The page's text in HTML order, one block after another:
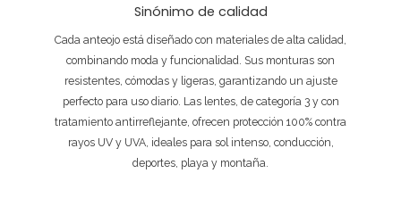
Sinónimo de calidad
Cada anteojo está diseñado con materiales de alta calidad,
combinando moda y funcionalidad. Sus monturas son
resistentes, cómodas y ligeras, garantizando un ajuste
perfecto para uso diario. Las lentes, de categoría 3 y con
tratamiento antirreflejante, ofrecen protección 100% contra
rayos UV y UVA, ideales para sol intenso, conducción,
deportes, playa y montaña.